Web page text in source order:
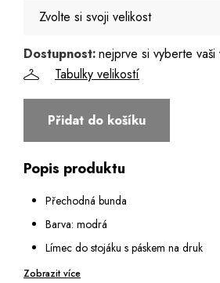
Zvolte si svoji velikost
48
50
54
58
Dostupnost:nejprve si vyberte vaši
Tabulky velikostí
Přidat do košíku
Popis produktu
Přechodná bunda
Barva: modrá
Límec do stojáku s páskem na druk
Zapínání na zip
Zobrazit více